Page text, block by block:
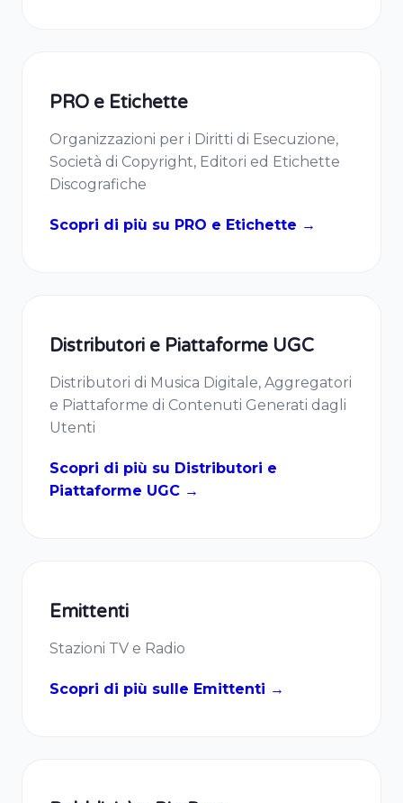
PRO e Etichette
Organizzazioni per i Diritti di Esecuzione,
Società di Copyright, Editori ed Etichette
Discografiche
Scopri di più su PRO e Etichette →
Distributori e Piattaforme UGC
Distributori di Musica Digitale, Aggregatori
e Piattaforme di Contenuti Generati dagli
Utenti
Scopri di più su Distributori e
Piattaforme UGC →
Emittenti
Stazioni TV e Radio
Scopri di più sulle Emittenti →